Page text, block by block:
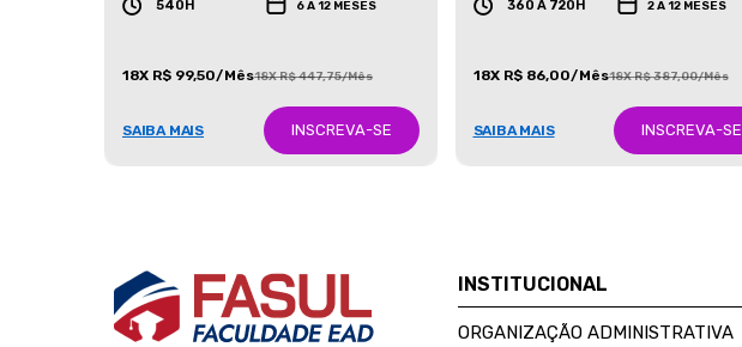
540H 6 A 12 MESES
18X R$ 99,50/Mês18X R$ 447,75/Mês
SAIBA MAIS INSCREVA-SE
360 A 720H 2 A 12 MESES
18X R$ 86,00/Mês18X R$ 387,00/Mês
SAIBA MAIS INSCREVA-SE
INSTITUCIONAL
ORGANIZAÇÃO ADMINISTRATIVA